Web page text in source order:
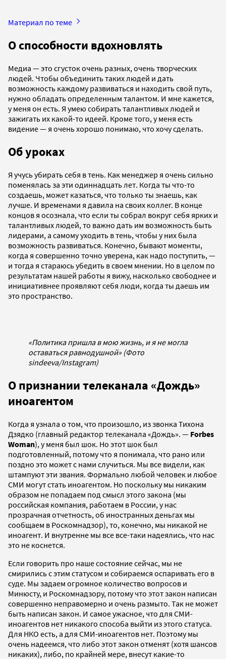
Материал по теме
О способности вдохновлять
Медиа — это сгусток очень разных, очень творческих
людей. Чтобы объединить таких людей и дать
возможность каждому развиваться и находить свой путь,
нужно обладать определенным талантом. И мне кажется,
у меня он есть. Я умею собирать талантливых людей и
зажигать их какой-то идеей. Кроме того, у меня есть
видение — я очень хорошо понимаю, что хочу сделать.
Об уроках
Я учусь убирать себя в тень. Как менеджер я очень сильно
поменялась за эти одиннадцать лет. Когда ты что-то
создаешь, может казаться, что только ты знаешь, как
лучше. И временами я давила на своих коллег. В конце
концов я осознала, что если ты собрал вокруг себя ярких и
талантливых людей, то важно дать им возможность быть
лидерами, а самому уходить в тень, чтобы у них была
возможность развиваться. Конечно, бывают моменты,
когда я совершенно точно уверена, как надо поступить, —
и тогда я стараюсь убедить в своем мнении. Но в целом по
результатам нашей работы я вижу, насколько свободнее и
инициативнее проявляют себя люди, когда ты даешь им
это пространство.
«Политика пришла в мою жизнь, и я не могла
оставаться равнодушной» (Фото
sindeeva/Instagram)
О признании телеканала «Дождь»
иноагентом
Когда я узнала о том, что произошло, из звонка Тихона
Дзядко (главный редактор телеканала «Дождь». — Forbes
Woman), у меня был шок. Но этот шок был
подготовленный, потому что я понимала, что рано или
поздно это может с нами случиться. Мы все видели, как
штампуют эти звания. Формально любой человек и любое
СМИ могут стать иноагентом. Но поскольку мы никаким
образом не попадаем под смысл этого закона (мы
российская компания, работаем в России, у нас
прозрачная отчетность, об иностранных деньгах мы
сообщаем в Роскомнадзор), то, конечно, мы никакой не
иноагент. И внутренне мы все все-таки надеялись, что нас
это не коснется.
Если говорить про наше состояние сейчас, мы не
смирились с этим статусом и собираемся оспаривать его в
суде. Мы задаем огромное количество вопросов и
Минюсту, и Роскомнадзору, потому что этот закон написан
совершенно неправомерно и очень размыто. Так не может
быть написан закон. И самое ужасное, что для СМИ-
иноагентов нет никакого способа выйти из этого статуса.
Для НКО есть, а для СМИ-иноагентов нет. Поэтому мы
очень надеемся, что либо этот закон отменят (хотя шансов
никаких), либо, по крайней мере, внесут какие-то